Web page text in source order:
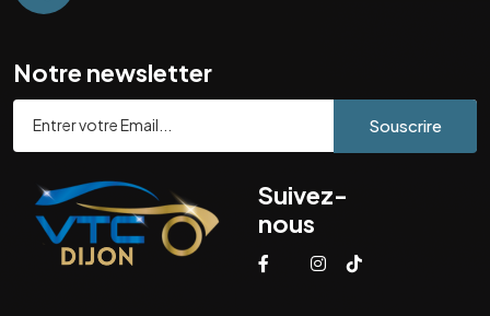
Notre newsletter
Souscrire
Suivez-
nous